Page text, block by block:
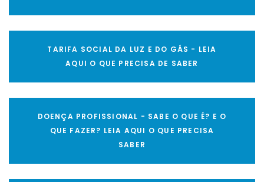
TARIFA SOCIAL DA LUZ E DO GÁS - LEIA
AQUI O QUE PRECISA DE SABER
DOENÇA PROFISSIONAL - SABE O QUE É? E O
QUE FAZER? LEIA AQUI O QUE PRECISA
SABER